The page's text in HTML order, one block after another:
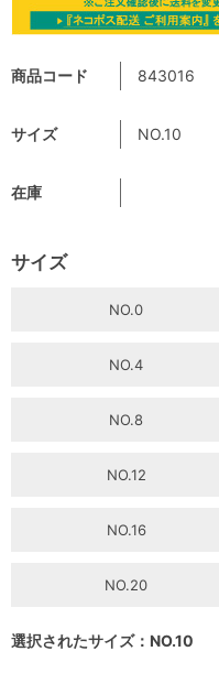
商品コード 843016
サイズ NO.10
在庫
サイズ
NO.0
NO.4
NO.8
NO.12
NO.16
NO.20
選択されたサイズ：NO.10